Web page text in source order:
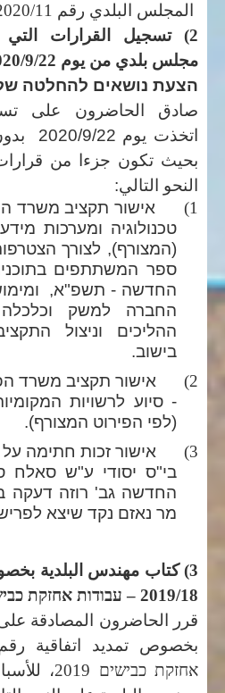
المجلس البلدي رقم 2020/11 و- 2020/12.
2) تسجيل القرارات
مجلس بلدي من يوم 2020/9/22 (مرفق).
הצעת נושאים להחלטה
صادق الحاضرون على
اتخذت
بحيث تكون جزءا من
النحو التالي:
1)
אישור תקציב משרד
(המצורף), לצורך
ספר המשתתפים
החדשה - תשפ"א,
החברה למשק
ההליכים וניצול
בישוב.
2)
- סיוע לרשויות
(לפי הפירוט המצורף).
3)
אישור זכות חתימה
בי"ס יסודי ע"ש סאלח
החדשה גב' רוזה דעקה
מר נאזם נקד שיצא
3) كتاب مهندس البلدية
2019/18 –
עבודות אחזקת כבישים
قرر الحاضرون المصادقة
بخصوص تمديد اتفاقية رقم 2019/18
אחזקת כבישים 2019
،